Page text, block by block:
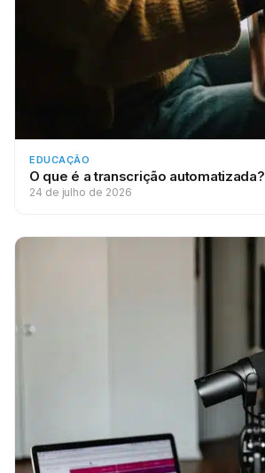
EDUCAÇÃO
O que é a transcrição automatizada?
24 de julho de 2026